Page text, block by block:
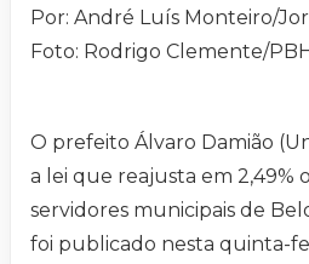
Por: André Luís Monteiro/
Foto: Rodrigo Clemente/
O prefeito Álvaro Damião
a lei que reajusta em 2,49%
servidores municipais de
foi publicado nesta quinta-